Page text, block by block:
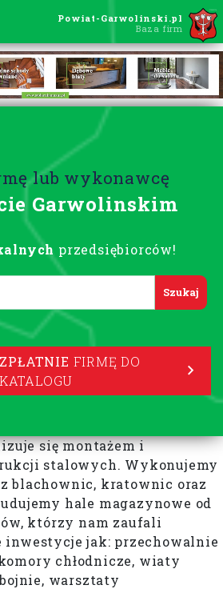
Powiat-Garwolinski.pl
Baza firm
lub wykonawcę
Garwolinskim
przedsiębiorców!
FIRMĘ DO
KATALOGU
się montażem i
stalowych. Wykonujemy
blachownic, kratownic oraz
hale magazynowe od
którzy nam zaufali
jak: przechowalnie
chłodnicze, wiaty
warsztaty